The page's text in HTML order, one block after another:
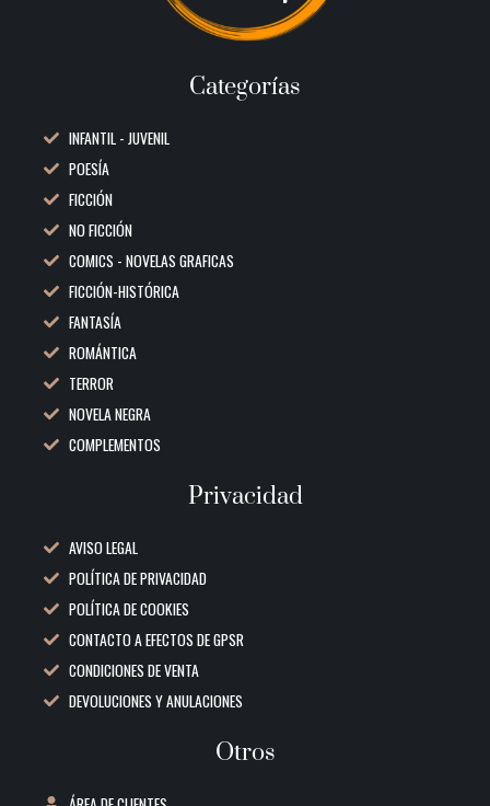
Categorías
INFANTIL - JUVENIL
POESÍA
FICCIÓN
NO FICCIÓN
COMICS - NOVELAS GRAFICAS
FICCIÓN-HISTÓRICA
FANTASÍA
ROMÁNTICA
TERROR
NOVELA NEGRA
COMPLEMENTOS
Privacidad
AVISO LEGAL
POLÍTICA DE PRIVACIDAD
POLÍTICA DE COOKIES
CONTACTO A EFECTOS DE GPSR
CONDICIONES DE VENTA
DEVOLUCIONES Y ANULACIONES
Otros